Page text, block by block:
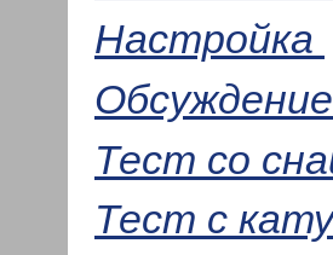
Настройка
Тест со
Тест с